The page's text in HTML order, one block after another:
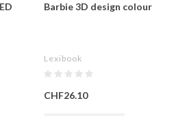
Barbie 3D design colour
Lexibook
CHF26.10